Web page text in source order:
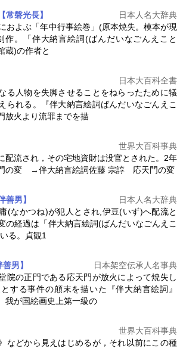
常磐光長】
日本人名大辞典
およぶ「年中行事絵巻」(原本焼失。模本が現
作。「伴大納言絵詞(ばんだいなごんえこと
蔵)の作者と
日本大百科全書
る人物を失脚させることをねらったために犠
られる。『伴大納言絵詞ばんだいなごんえこ
放火より流罪までを描
世界大百科事典
配流され，その宅地資財は没官とされた。2年
の変 →伴大納言絵詞佐藤 宗諄 応天門の変
善男】
日本人名大辞典
(なかつね)が犯人とされ,伊豆(いず)へ配流と
の経過は「伴大納言絵詞(ばんだいなごんえこ
る。貞観1
男】
日本架空伝承人名事典
院の正門である応天門が放火によって焼失し
する事件の顛末を描いた『伴大納言絵詞 』
我が国絵画史上第一級の
世界大百科事典
などから見えはじめるが，それ以前にこの種